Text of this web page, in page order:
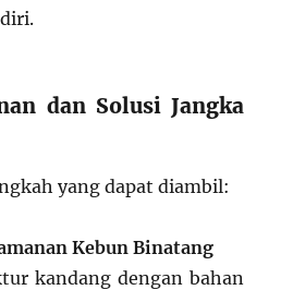
dan Solusi Jangka
yang dapat diambil:
Kebun Binatang
kandang dengan bahan